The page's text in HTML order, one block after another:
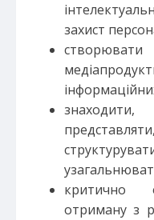
захист
критично
отриману з